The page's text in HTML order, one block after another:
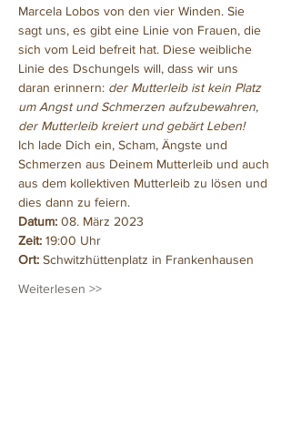
Marcela Lobos von den vier Winden. Sie
sagt uns, es gibt eine Linie von Frauen, die
sich vom Leid befreit hat. Diese weibliche
Linie des Dschungels will, dass wir uns
daran erinnern: der Mutterleib ist kein Platz
um Angst und Schmerzen aufzubewahren,
der Mutterleib kreiert und gebärt Leben!
Ich lade Dich ein, Scham, Ängste und
Schmerzen aus Deinem Mutterleib und auch
aus dem kollektiven Mutterleib zu lösen und
dies dann zu feiern.
Datum: 08. März 2023
Zeit: 19:00 Uhr
Ort: Schwitzhüttenplatz in Frankenhausen
Weiterlesen >>